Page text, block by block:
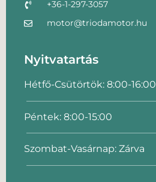
+36-1-297-3057
motor@triodamotor.hu
Nyitvatartás
Hétfő-Csütörtök: 8:00-16:00
Péntek: 8:00-15:00
Szombat-Vasárnap: Zárva